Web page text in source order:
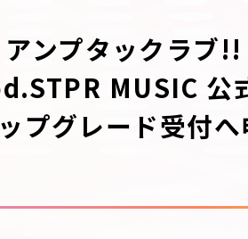
アンプタックラ
MUSIC 公
プグレード受付